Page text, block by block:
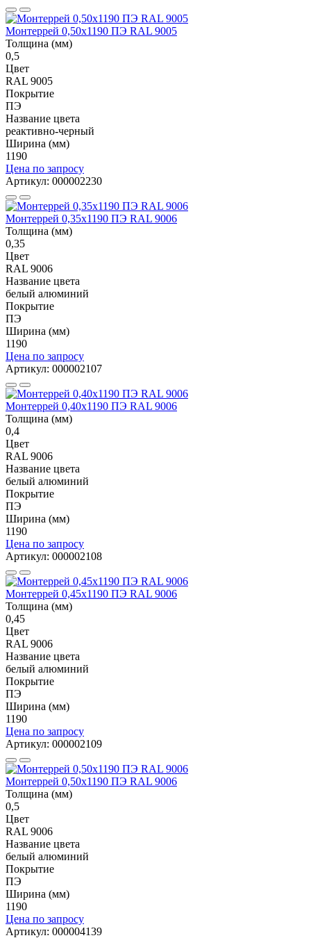
Монтеррей 0,50х1190 ПЭ RAL 9005
Толщина (мм)
0,5
Цвет
RAL 9005
Покрытие
ПЭ
Название цвета
реактивно-черный
Ширина (мм)
1190
Цена по запросу
Артикул: 000002230
Монтеррей 0,35х1190 ПЭ RAL 9006
Толщина (мм)
0,35
Цвет
RAL 9006
Название цвета
белый алюминий
Покрытие
ПЭ
Ширина (мм)
1190
Цена по запросу
Артикул: 000002107
Монтеррей 0,40х1190 ПЭ RAL 9006
Толщина (мм)
0,4
Цвет
RAL 9006
Название цвета
белый алюминий
Покрытие
ПЭ
Ширина (мм)
1190
Цена по запросу
Артикул: 000002108
Монтеррей 0,45х1190 ПЭ RAL 9006
Толщина (мм)
0,45
Цвет
RAL 9006
Название цвета
белый алюминий
Покрытие
ПЭ
Ширина (мм)
1190
Цена по запросу
Артикул: 000002109
Монтеррей 0,50х1190 ПЭ RAL 9006
Толщина (мм)
0,5
Цвет
RAL 9006
Название цвета
белый алюминий
Покрытие
ПЭ
Ширина (мм)
1190
Цена по запросу
Артикул: 000004139